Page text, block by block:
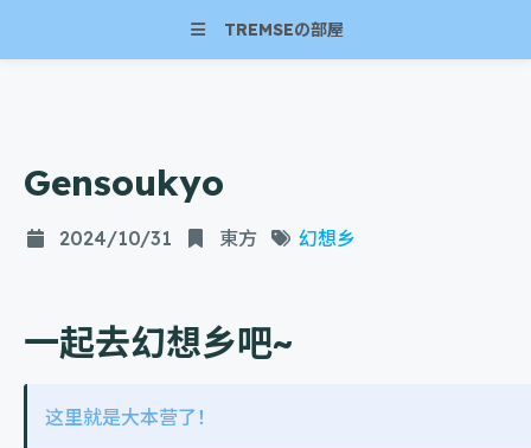
TREMSEの部屋
Gensoukyo
2024/10/31 東方 幻想乡
一起去幻想乡吧~
这里就是大本营了！